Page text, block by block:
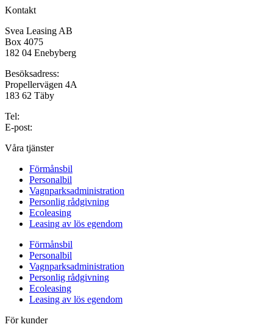
Kontakt
Svea Leasing AB
Box 4075
182 04 Enebyberg
Besöksadress:
Propellervägen 4A
183 62 Täby
Tel:
E-post:
Våra tjänster
Förmånsbil
Personalbil
Vagnparksadministration
Personlig rådgivning
Ecoleasing
Leasing av lös egendom
Förmånsbil
Personalbil
Vagnparksadministration
Personlig rådgivning
Ecoleasing
Leasing av lös egendom
För kunder